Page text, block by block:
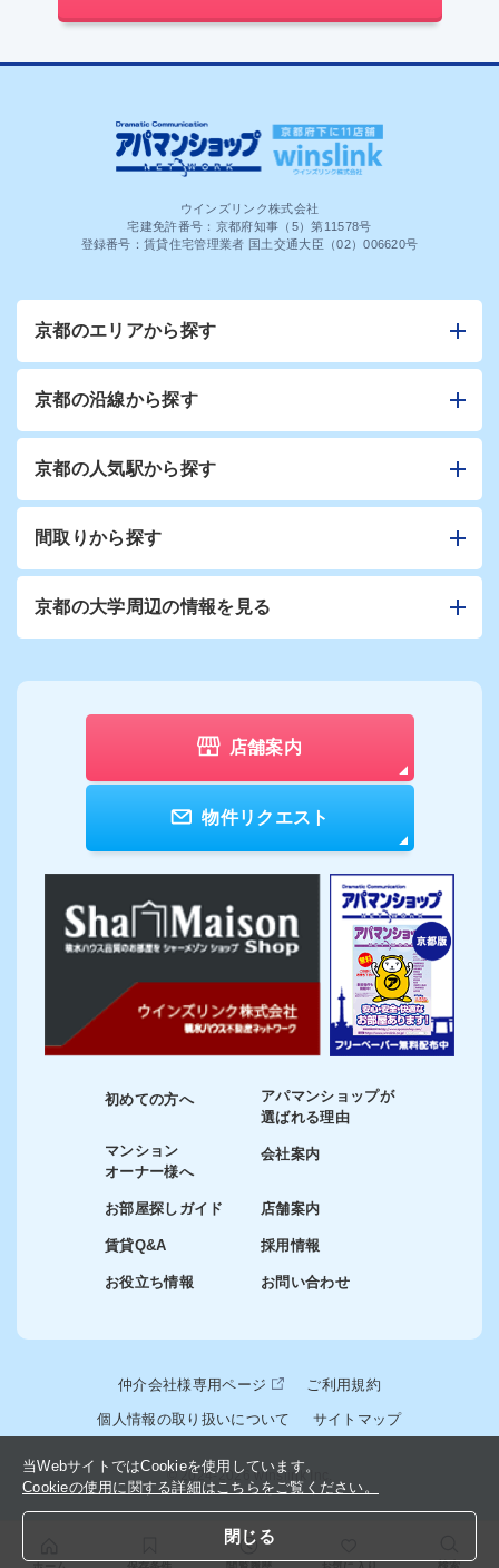
検索
ウインズリンク株式会社
宅建免許番号：京都府知事（5）第11578号
登録番号：賃貸住宅管理業者 国土交通大臣（02）006620号
京都のエリアから探す
京都の沿線から探す
京都の人気駅から探す
間取りから探す
京都の大学周辺の情報を見る
店舗案内
物件リクエスト
初めての方へ
マンション
オーナー様へ
お部屋探しガイド
賃貸Q&A
お役立ち情報
アパマンショップが
選ばれる理由
会社案内
店舗案内
採用情報
お問い合わせ
仲介会社様専用ページ ご利用規約
個人情報の取り扱いについて サイトマップ
© 2024-2026 winslink Inc.
当WebサイトではCookieを使用しています。
Cookieの使用に関する詳細はこちらをご覧ください。
閉じる